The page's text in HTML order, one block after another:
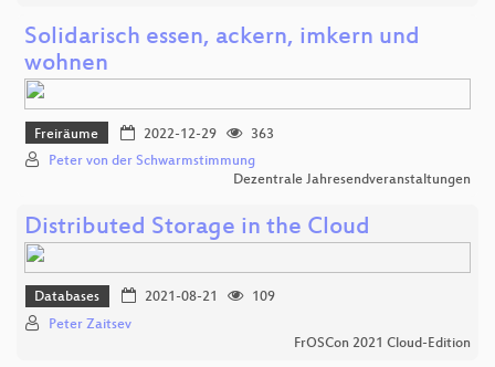
Solidarisch essen, ackern, imkern und
wohnen
Freiräume 2022-12-29
363
Peter von der Schwarmstimmung
Dezentrale Jahresendveranstaltungen
Distributed Storage in the Cloud
Databases 2021-08-21
109
Peter Zaitsev
FrOSCon 2021 Cloud-Edition